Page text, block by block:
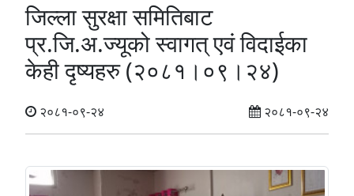
जिल्ला सुरक्षा समितिबाट
प्र.जि.अ.ज्यूको स्वागत् एवं विदाईका
केही दृष्यहरु (२०८१।०९।२४)
२०८१-०९-२४ २०८१-०९-२४